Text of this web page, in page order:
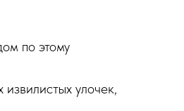
по этому
извилистых улочек,